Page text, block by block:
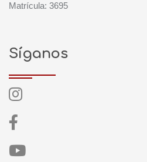
Matrícula: 3695
Síganos